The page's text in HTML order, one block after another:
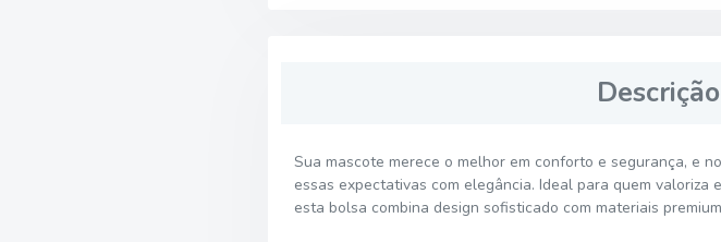
Sua mascote merece o melhor em conforto e segurança, e
essas expectativas com elegância. Ideal para quem
esta bolsa combina design sofisticado com materiais